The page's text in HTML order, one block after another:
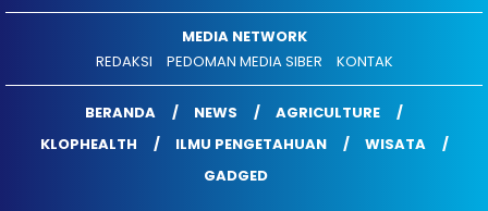
MEDIA NETWORK
REDAKSI
PEDOMAN MEDIA SIBER KONTAK
BERANDA NEWS
AGRICULTURE
KLOPHEALTH
ILMU PENGETAHUAN
WISATA
GADGED